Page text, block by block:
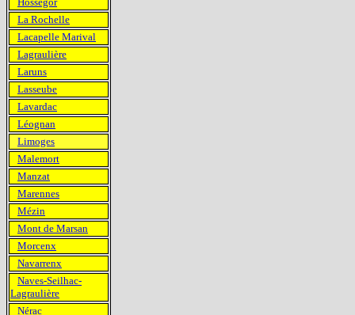
La Rochelle
Lacapelle Marival
Lagraulière
Laruns
Lasseube
Lavardac
Léognan
Limoges
Malemort
Manzat
Marennes
Mézin
Mont de Marsan
Morcenx
Navarrenx
Naves-Seilhac-
Lagraulière
Nérac